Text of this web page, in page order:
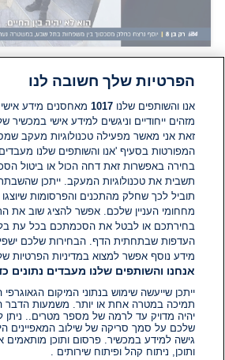
הוסף תגובה
תגובות
אין עדיין תגובות. היה הראשון להגיב
הוסף תגובה
הפרטיות שלך חשובה לנו
אנו והשותפים שלנו1017 מאחסנים מידע אישי
מזהים ייחודיים וניגשים למידע אישי
זאת אני מאשר מפעילה טכנולוגיות מעקב
המפורטות בסעיף 'אנו והשותפים שלנו
בחירה באפשרות זאת דחה הכול או ביטול
תשבית את טכנולוגיות המעקב. ייתכן
תוביל לכך שחלק מהתכנים והפרסומות
מחחומי העניין שלכם. אפשר להציג שוב את
בחירתכם או לבטל את הסכמתכם בכל עת
העדפות שבתחתית הדף. הבחירות שלכם
מידע נוסף אפשר למצוא במדיניות הפרטיות
אנחנו והשותפים שלנו מעבדים נתונים
ייתכן שייעשה שימוש בנתוני המיקום
תמיכה במטרה אחת או יותר. משמעות הדבר
יהיה מדויק עד לרמה של מספר מטרים.. ניתן
שלכם על סמך סריקה של שילוב המאפיינים
גישה למידע במכשיר. פרסום ותוכן מותאמים
ותוכן, ניתוח קהל ופיתוח שירותים .